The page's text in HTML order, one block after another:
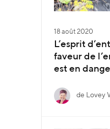
18 août 2020
L’esprit
faveur de
est en
de Lovey